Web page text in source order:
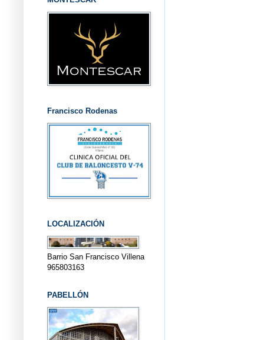
Francisco Rodenas
LOCALIZACIÓN
Barrio San Francisco Villena
965803163
PABELLÓN